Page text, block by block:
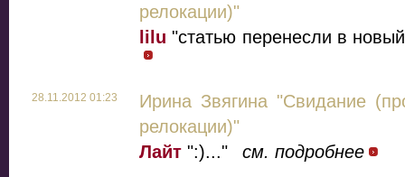
релокации)"
lilu "статью перенесли в
28.11.2012 01:23
Ирина Звягина "Свидание
релокации)"
Лайт ":)..." см. подробнее